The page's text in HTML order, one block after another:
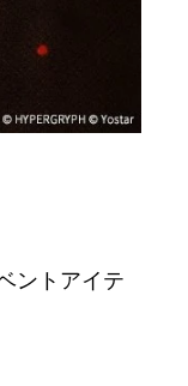
ントアイテ